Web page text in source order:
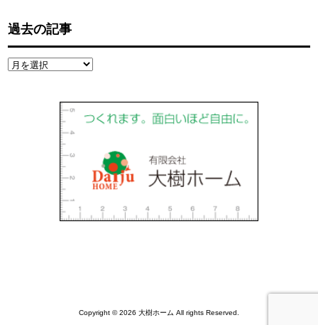
過去の記事
過
Copyright © 2026 大樹ホーム All rights Reserved.